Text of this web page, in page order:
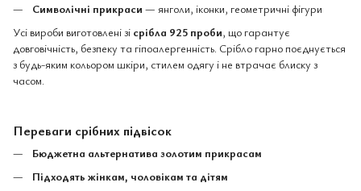
Символічні прикраси — янголи, іконки, геометричні фігури
Усі вироби виготовлені зі срібла 925 проби, що гарантує
довговічність, безпеку та гіпоалергенність. Срібло гарно поєднується
з будь-яким кольором шкіри, стилем одягу і не втрачає блиску з
часом.
Переваги срібних підвісок
Бюджетна альтернатива золотим прикрасам
Підходять жінкам, чоловікам та дітям